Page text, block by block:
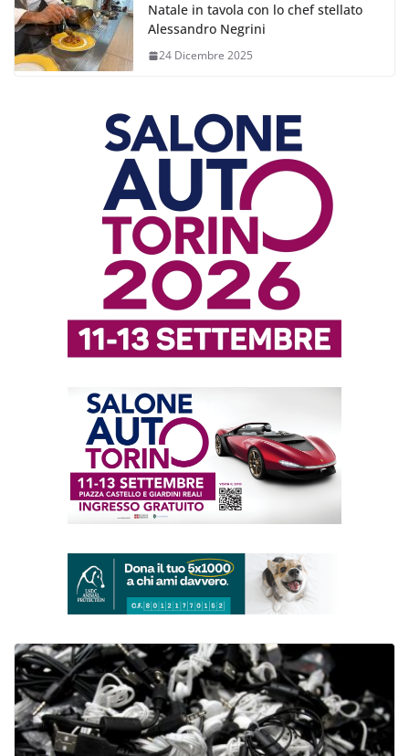
Natale in tavola con lo chef stellato
Alessandro Negrini
24 Dicembre 2025